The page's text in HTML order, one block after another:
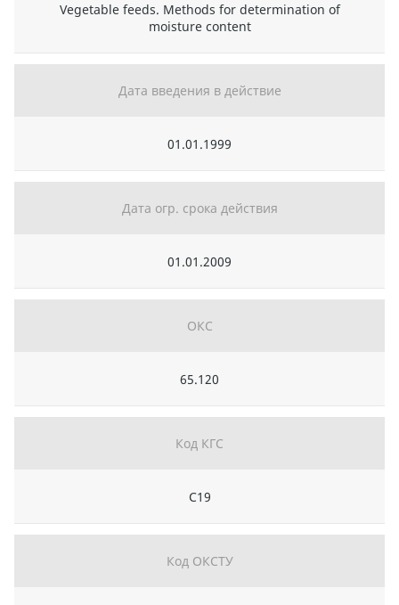
Vegetable feeds. Methods for determination of
moisture content
Дата введения в действие
01.01.1999
Дата огр. срока действия
01.01.2009
ОКС
65.120
Код КГС
С19
Код ОКСТУ